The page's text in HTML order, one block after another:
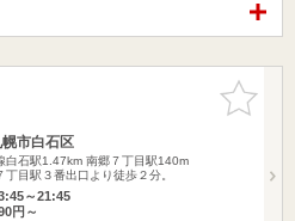
お気に入
りに追加
市白石区
白石駅1.47km 南郷７丁目駅140m
丁目駅３番出口より徒歩２分。
～21:45
円～